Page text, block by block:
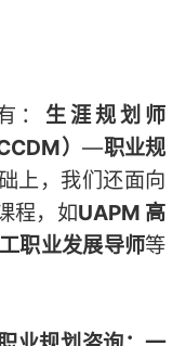
： 生涯规划师
）—职业规
上，我们还面向
程，如UAPM 高
职业发展导师等